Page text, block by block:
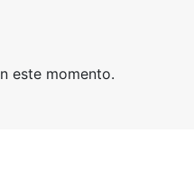
este momento.